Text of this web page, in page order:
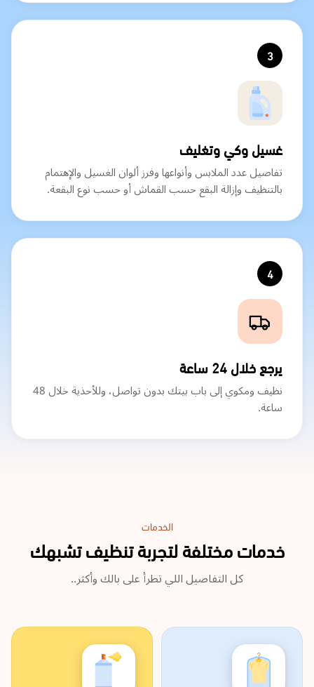
3
غسيل وكي وتغليف
تفاصيل عدد الملابس وأنواعها وفرز ألوان الغسيل والإهتمام
بالتنظيف وإزالة البقع حسب القماش أو حسب نوع البقعة.
4
يرجع خلال 24 ساعة
نظيف ومكوي إلى باب بيتك بدون تواصل، وللأحذية خلال 48
ساعة.
الخدمات
خدمات مختلفة لتجربة تنظيف تشبهك
كل التفاصيل اللي تطرأ على بالك وأكثر..